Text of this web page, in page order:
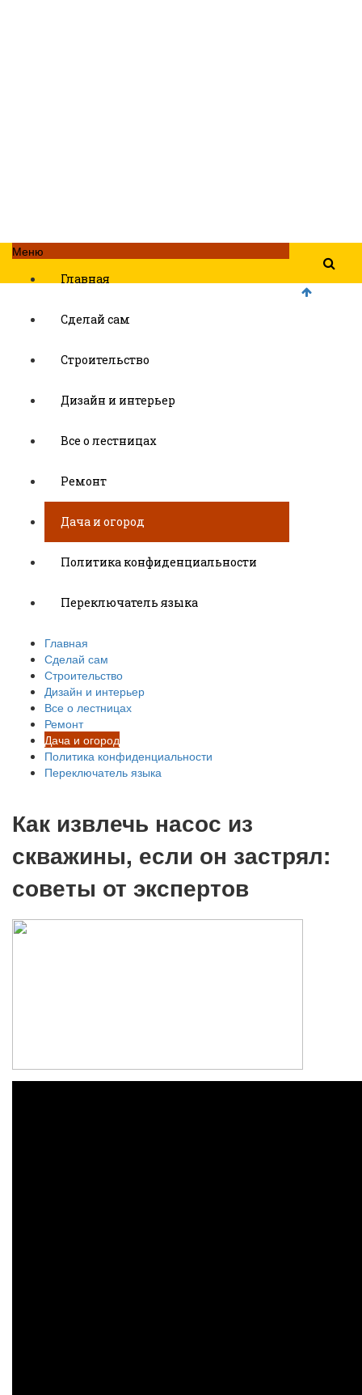
Меню
Главная
Сделай сам
Строительство
Дизайн и интерьер
Все о лестницах
Ремонт
Дача и огород
Политика конфиденциальности
Переключатель языка
Главная
Сделай сам
Строительство
Дизайн и интерьер
Все о лестницах
Ремонт
Дача и огород
Политика конфиденциальности
Переключатель языка
Как извлечь насос из
скважины, если он застрял:
советы от экспертов